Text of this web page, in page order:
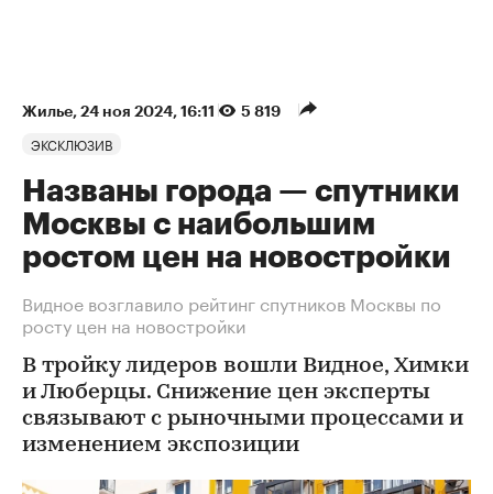
Жилье⁠, 24 ноя 2024, 16:11 5 819
ЭКСКЛЮЗИВ
Названы города — спутники
Москвы с наибольшим
ростом цен на новостройки
Видное возглавило рейтинг спутников Москвы по
росту цен на новостройки
В тройку лидеров вошли Видное, Химки
и Люберцы. Снижение цен эксперты
связывают с рыночными процессами и
изменением экспозиции